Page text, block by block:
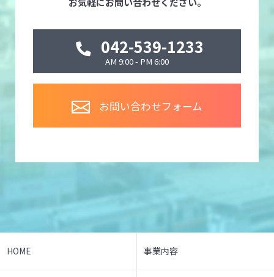
042-539-1233
AM 9:00 - PM 6:00
お問い合わせフォーム
HOME 事業内容